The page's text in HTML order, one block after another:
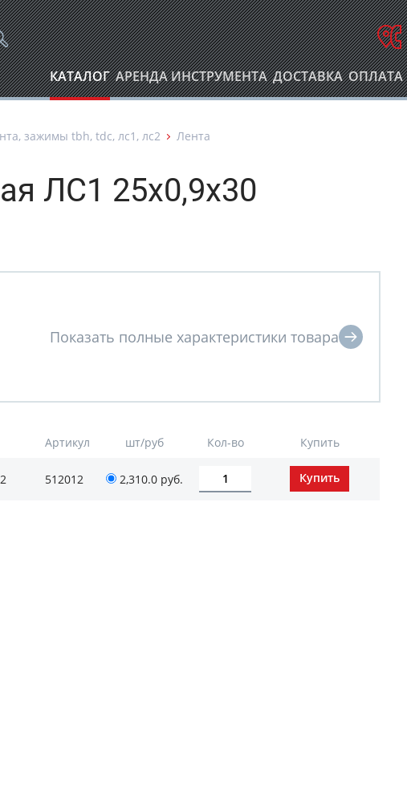
КАТАЛОГ АРЕНДА ИНСТРУМЕНТА ДОСТАВКА ОПЛАТА
зажимы tbh, tdc, лс1, лс2
Лента
ЛС1 25х0,9х30
Артикул шт/руб Кол-во Купить
512012 2,310.0 руб.